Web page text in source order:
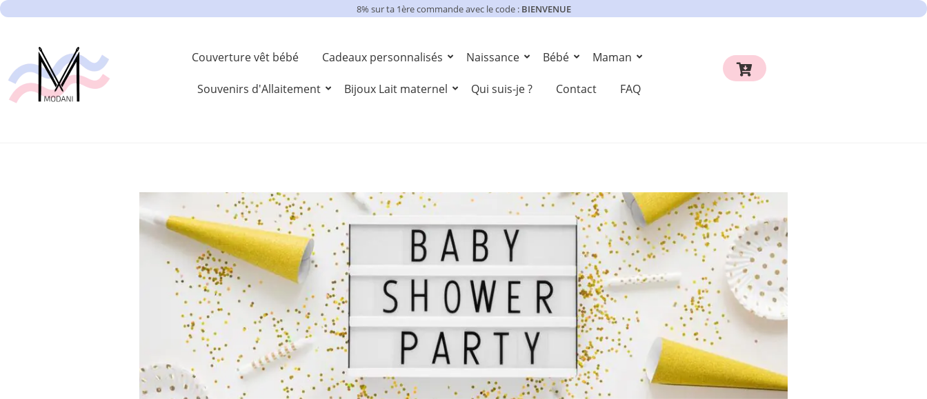
8% sur ta 1ère commande avec le code : BIENVENUE
Couverture vêt bébé Cadeaux personnalisés Naissance Bébé Maman
Souvenirs d'Allaitement Bijoux Lait maternel Qui suis-je ? Contact FAQ